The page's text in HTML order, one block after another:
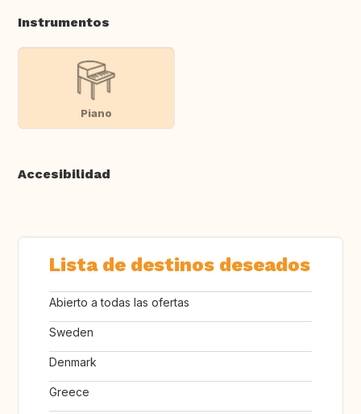
Instrumentos
Piano
Accesibilidad
Lista de destinos deseados
Abierto a todas las ofertas
Sweden
Denmark
Greece